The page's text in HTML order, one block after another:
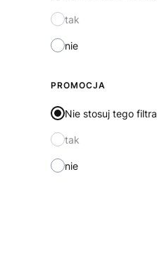
tak
nie
PROMOCJA
Nie stosuj tego filtra
tak
nie